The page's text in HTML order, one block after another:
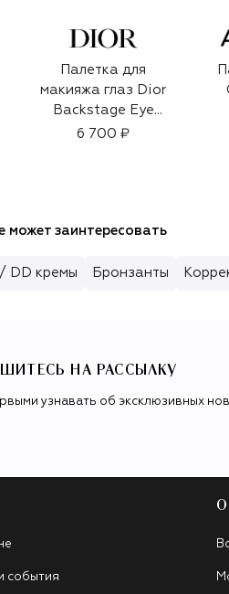
Палетка для
макияжа глаз Dior
Backstage Eye
Palette, оттенок
6 700 ₽
может заинтересовать
DD кремы Бронзанты
НА РАССЫЛКУ
узнавать об эксклюзивных
события